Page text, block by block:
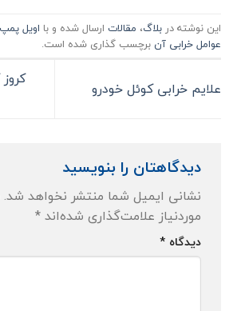
این نوشته در بلاگ، مقالات ارسال شده و با اویل
عوامل خرابی آن برچسب گذاری شده است.
علایم خرابی کوئل خودرو
دیدگاهتان را بنویسید
نشانی ایمیل شما منتشر نخواهد شد.
موردنیاز علامت‌گذاری شده‌اند*
دیدگاه *